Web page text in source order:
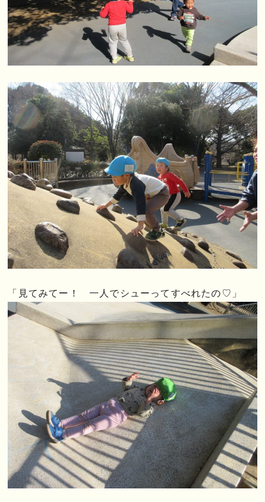
「見てみてー！ 一人でシューってすべれたの♡」